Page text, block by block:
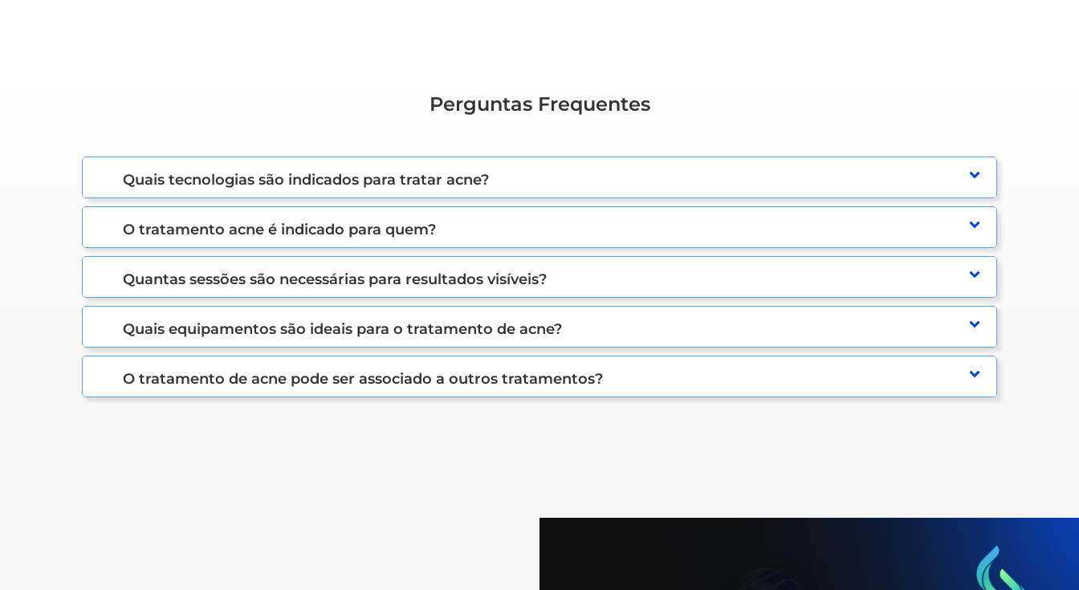
Perguntas Frequentes
Quais tecnologias são indicados para tratar acne?
O tratamento acne é indicado para quem?
Quantas sessões são necessárias para resultados visíveis?
Quais equipamentos são ideais para o tratamento de acne?
O tratamento de acne pode ser associado a outros tratamentos?